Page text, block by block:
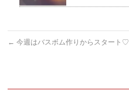
← 今週はバスボム作りからスタート♡